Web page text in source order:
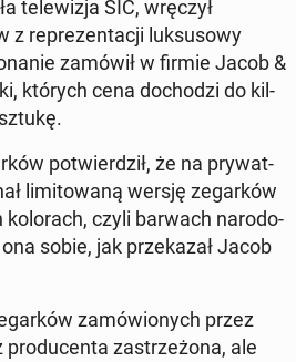
te­le­wi­zja SIC, wręczył
z re­pre­zen­ta­cji luk­su­so­wy
zamówił w firmie Jacob &
których cena do­cho­dzi do kil­
po­twier­dził, że na pry­wat­
li­mi­to­wa­ną wersję ze­gar­ków
ko­lo­rach, czyli barwach na­ro­do­
sobie, jak prze­ka­zał Jacob
za­mó­wio­nych przez
pro­du­cen­ta za­strze­żo­na, ale